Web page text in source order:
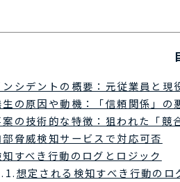
ンシデントの概要：元従業員と現
生の原因や動機：「信頼関係」の
案の技術的な特徴：狙われた「競
部脅威検知サービスで対応可否
知すべき行動のログとロジック
想定される検知すべき行動のロ